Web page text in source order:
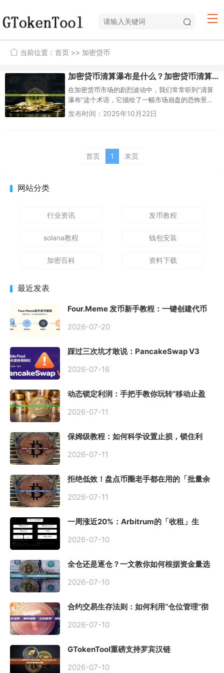
当前位置： 首页 >> 加密贷币
加密贷币清算瀑布是什么？加密贷币清算瀑布机制与影响分析
在加密货币市场的剧烈波动中，我们常常听到“清算
瀑布”这个术语，它描绘了一幅市场崩盘的恐怖景
象。简单来说，加密贷币清算瀑布（Crypto
发布时间：2025年10月22日
首页 1 末页
网站分类
行业资讯 发币教程
solana教程 钱包安装
加密百科 资料下载
最近发表
Four.Meme 发币新手教程：一键创建代币
2026-07-20
踩过三次坑才敢说：PancakeSwap V3
初始化
2026-07-16
动态锁定利润：手把手教你玩转“移动止盈
2026-07-11
保姆级教程：如何科学设置止损，锁住利
2026-07-11
拒绝低效！盘点币圈老手都在用的「批量余
2026-07-11
一周涨近20%：Arbitrum的「收租」生
2026-07-10
全仓还是逐仓？一文教你如何根据资金量选
2026-07-10
合约交易生存法则：如何利用“仓位管理”彻
2026-07-10
GTokenTool重磅支持罗宾汉链
2026-07-10